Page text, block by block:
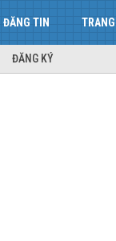
ĐĂNG TIN
ĐĂNG KÝ